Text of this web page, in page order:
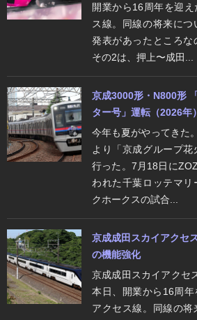
開業から16周年を迎
ス線。同線の将来に
発表があったところな
その2は、押上〜成田...
京成3000形・N800形
ター号」運転（2026年）
今年も夏がやってきた
より「京成グループ
行った。7月18日に
われた千葉ロッテマ
クホークスの試合...
京成成田スカイアクセ
の機能強化
京成成田スカイアクセ
本日、開業から16周
アクセス線。同線の将